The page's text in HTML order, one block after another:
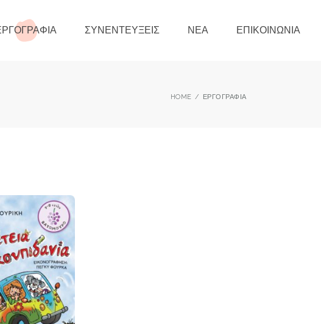
ΣΥΝΕΝΤΕΎΞΕΙΣ ΝΈΑ ΕΠΙΚΟΙΝΩΝΊΑ
HOME ΕΡΓΟΓΡΑΦΊΑ